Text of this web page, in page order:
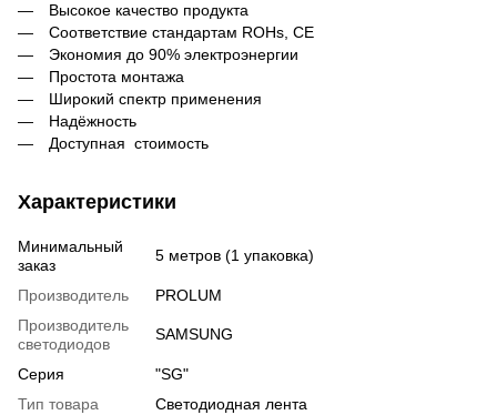
Высокое качество продукта
Соответствие стандартам ROHs, CE
Экономия до 90% электроэнергии
Простота монтажа
Широкий спектр применения
Надёжность
Доступная стоимость
Характеристики
Минимальный
заказ
5 метров (1 упаковка)
Производитель
PROLUM
Производитель
светодиодов
SAMSUNG
Серия
"SG"
Тип товара
Светодиодная лента